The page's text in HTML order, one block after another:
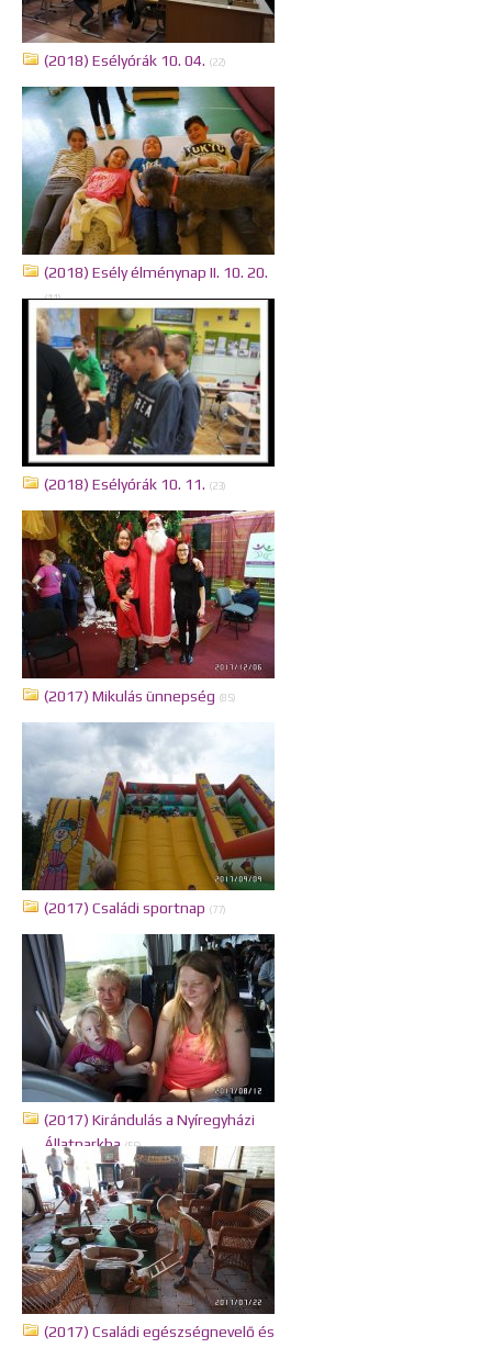
(2018) Esélyórák 10. 04. (22)
(2018) Esély élménynap II. 10. 20.
(11)
(2018) Esélyórák 10. 11. (23)
(2017) Mikulás ünnepség (85)
(2017) Családi sportnap (77)
(2017) Kirándulás a Nyíregyházi
Állatparkba (56)
(2017) Családi egészségnevelő és